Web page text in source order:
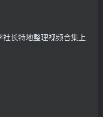
长特地整理视频合集上